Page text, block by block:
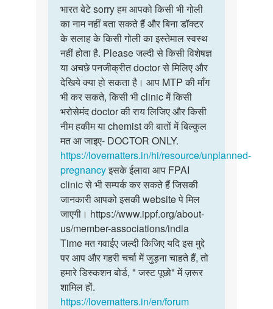
to
मेरी
वाइफ
को
1
महीने
10
दिन…
by
Bharat
Singh
भारत
बेटे
sorry
हम
आपको
किसी…
भारत बेटे sorry हम आपको किसी भी गोली
का नाम नहीं बता सकते हैं और बिना डॉक्टर
के सलाह के किसी गोली का इस्तेमाल स्वस्थ
नहीं होता है. Please जल्दी से किसी विशेषज्ञ
या अचछे पनजीक्रीत doctor से मिलिए और
देखिये क्या हो सकता है। आप MTP की माँग
भी कर सकते, किसी भी clinic में किसी
भरोसेमंद doctor की राय लिजिए और किसी
नीम हकीम या chemist की बातों में बिल्कुल
मत आ जाइए- DOCTOR ONLY.
https://lovematters.in/hi/resource/unplanned-
pregnancyइसके ईलावा आप FPAI
clinic से भी सम्पर्क कर सकते हैं जिसकी
जानकारी आपको इसकी website पे मिल
जाएगी। https://www.ippf.org/about-
us/member-associations/india
Time मत गवाईए जल्दी किजिए यदि इस मुद्दे
पर आप और गहरी चर्चा में जुड़ना चाहते हैं, तो
हमारे डिस्कशन बोर्ड, " जस्ट पूछो" में ज़रूर
शामिल हों.
https://lovematters.in/en/forum